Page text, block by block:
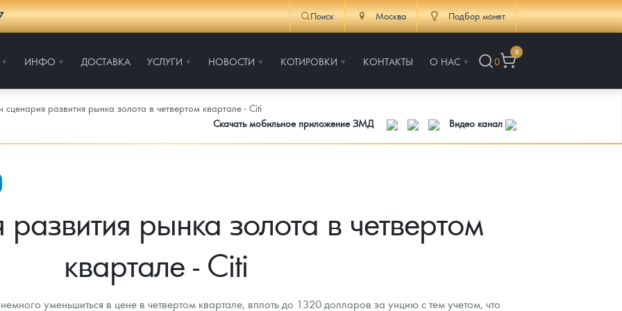
Поиск Москва Подбор монет
ИНФО ДОСТАВКА УСЛУГИ НОВОСТИ КОТИРОВКИ КОНТАКТЫ О НАС 0
0
сценария развития рынка золота в четвертом квартале - Citi
Скачать мобильное приложение ЗМД
Видео канал
рынка золота в четвертом
квартале - Citi
уменьшиться в цене в четвертом квартале, вплоть до 1320 долларов за унцию с тем учетом, что